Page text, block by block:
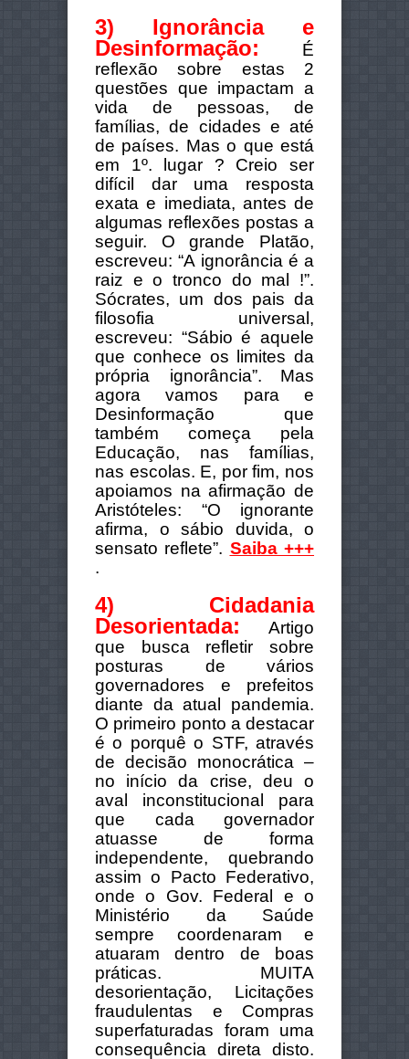
3) Ignorância e
Desinformação: É
reflexão sobre estas 2
questões que impactam a
vida de pessoas, de
famílias, de cidades e até
de países. Mas o que está
em 1º. lugar ? Creio ser
difícil dar uma resposta
exata e imediata, antes de
algumas reflexões postas a
seguir. O grande Platão,
escreveu: “A ignorância é a
raiz e o tronco do mal !”.
Sócrates, um dos pais da
filosofia universal,
escreveu: “Sábio é aquele
que conhece os limites da
própria ignorância”.
Mas
agora vamos para e
Desinformação que
também começa pela
Educação, nas famílias,
nas escolas. E, por fim, nos
apoiamos na afirmação de
Aristóteles: “O ignorante
afirma, o sábio duvida, o
sensato reflete”. Saiba +++
.
4) Cidadania
Desorientada: Artigo
que busca refletir sobre
posturas de vários
governadores e prefeitos
diante da atual pandemia.
O primeiro ponto a destacar
é o porquê o STF, através
de decisão monocrática –
no início da crise, deu o
aval inconstitucional para
que cada governador
atuasse de forma
independente, quebrando
assim o Pacto Federativo,
onde o Gov. Federal e o
Ministério da Saúde
sempre coordenaram e
atuaram dentro de boas
práticas. MUITA
desorientação, Licitações
fraudulentas e Compras
superfaturadas foram uma
consequência direta disto.